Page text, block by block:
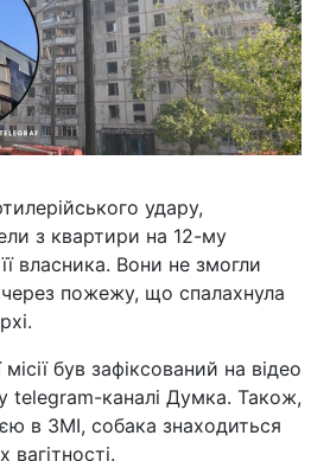
удару,
з квартири на 12-му
власника. Вони не змогли
пожежу, що спалахнула
був зафіксований на відео
telegram-каналі Думка. Також,
в ЗМІ, собака знаходиться
вагітності.